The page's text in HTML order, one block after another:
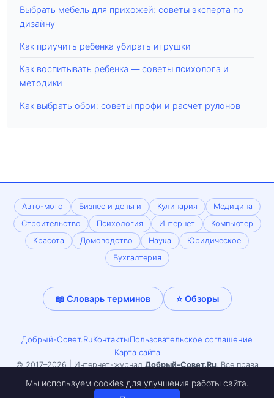
Выбрать мебель для прихожей: советы эксперта по
дизайну
Как приучить ребенка убирать игрушки
Как воспитывать ребенка — советы психолога и
методики
Как выбрать обои: советы профи и расчет рулонов
Авто-мото Бизнес и деньги Кулинария
Медицина
Строительство
Психология Интернет
Компьютер
Красота
Домоводство Наука
Юридическое
Бухгалтерия
📖 Словарь терминов ⭐ Обзоры
Добрый-Совет.RuКонтактыПользовательское соглашение
Карта сайта
© 2017–2026 | Интернет-журналДобрый-Совет.Ru. Все права
согласия редакции. Может встречаться материал 18+.
Мы используем cookies для улучшения работы сайта.